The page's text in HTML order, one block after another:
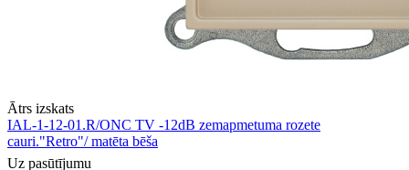
Ātrs izskats
IAL-1-12-01.R/ONC TV -12dB zemapmetuma rozete
cauri."Retro"/ matēta bēša
Uz pasūtījumu